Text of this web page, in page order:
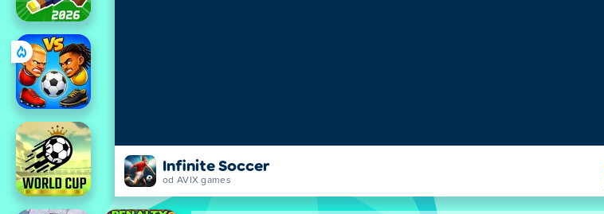
Infinite Soccer
od AVIX games